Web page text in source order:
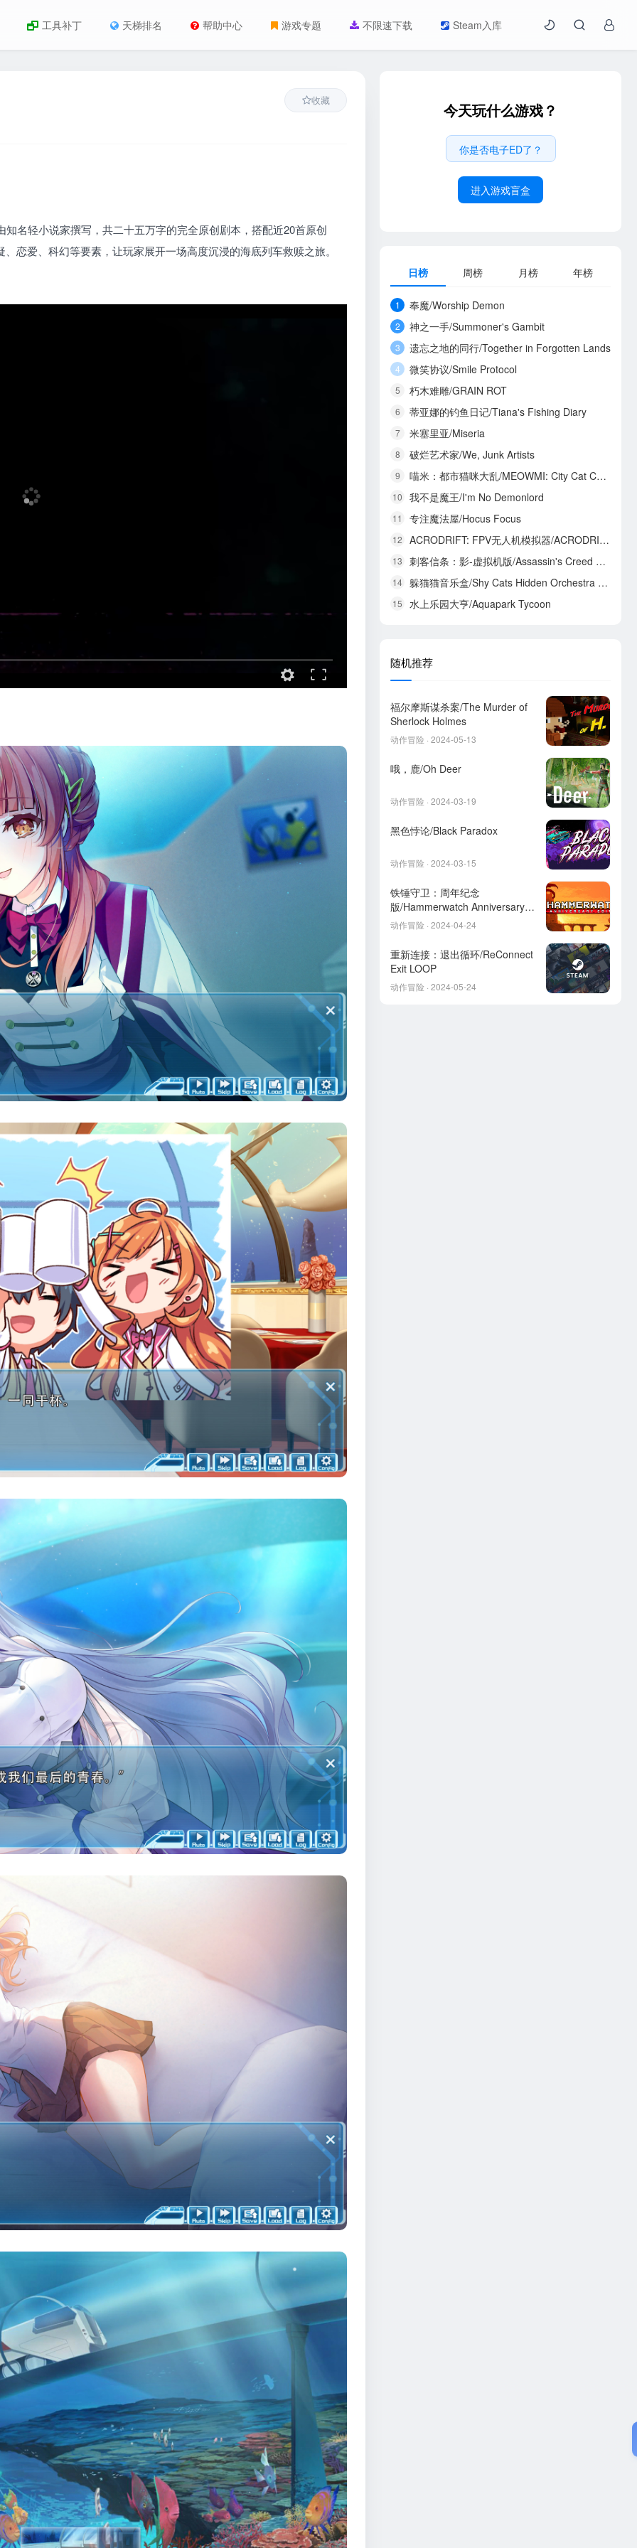
工具补丁 天梯排名 帮助中心 游戏专题 不限速下载 Steam入库
收藏
名轻小说家撰写，共二十五万字的完全原创剧本，搭配近20首原创
恋爱、科幻等要素，让玩家展开一场高度沉浸的海底列车救赎之旅。
今天玩什么游戏？
你是否电子ED了？
进入游戏盲盒
日榜 周榜 月榜 年榜
1 奉魔/Worship Demon
2 神之一手/Summoner's Gambit
3 遗忘之地的同行/Together in Forgotten Lands
4 微笑协议/Smile Protocol
5 朽木难雕/GRAIN ROT
6 蒂亚娜的钓鱼日记/Tiana's Fishing Diary
7 米塞里亚/Miseria
8 破烂艺术家/We, Junk Artists
9 喵米：都市猫咪大乱/MEOWMI: City Cat Chaos
10 我不是魔王/I'm No Demonlord
11 专注魔法屋/Hocus Focus
12 ACRODRIFT: FPV无人机模拟器/ACRODRIFT: FPV Drone Simulator
13 刺客信条：影-虚拟机版/Assassin's Creed Shadows HYPERVISOR
14 躲猫猫音乐盒/Shy Cats Hidden Orchestra 2 - The Return
15 水上乐园大亨/Aquapark Tycoon
随机推荐
福尔摩斯谋杀案/The Murder of
Sherlock Holmes
动作冒险 · 2024-05-13
哦，鹿/Oh Deer
动作冒险 · 2024-03-19
黑色悖论/Black Paradox
动作冒险 · 2024-03-15
铁锤守卫：周年纪念
版/Hammerwatch Anniversary
Edition
动作冒险 · 2024-04-24
重新连接：退出循环/ReConnect
Exit LOOP
动作冒险 · 2024-05-24